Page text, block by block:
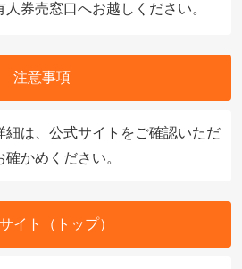
人券売窓口へお越しください。
注意事項
細は、公式サイトをご確認いただ
かめください。
イト（トップ）